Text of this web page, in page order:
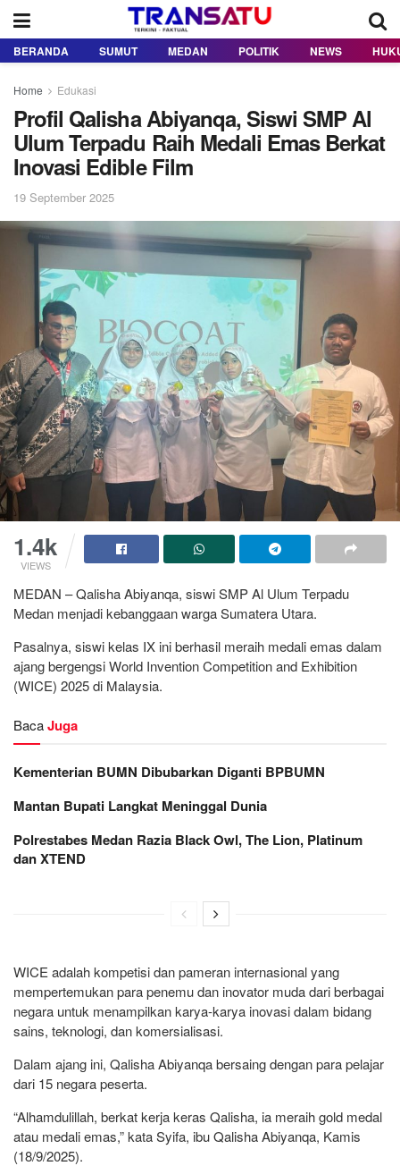
BERANDA SUMUT MEDAN POLITIK NEWS
Home Edukasi
Profil Qalisha Abiyanqa, Siswi SMP Al
Ulum Terpadu Raih Medali Emas Berkat
Inovasi Edible Film
19 September 2025
1.4k
VIEWS
MEDAN – Qalisha Abiyanqa, siswi SMP Al Ulum Terpadu
Medan menjadi kebanggaan warga Sumatera Utara.
Pasalnya, siswi kelas IX ini berhasil meraih medali emas dalam
ajang bergengsi World Invention Competition and Exhibition
(WICE) 2025 di Malaysia.
BacaJuga
Kementerian BUMN Dibubarkan Diganti BPBUMN
Mantan Bupati Langkat Meninggal Dunia
Polrestabes Medan Razia Black Owl, The Lion, Platinum
dan XTEND
WICE adalah kompetisi dan pameran internasional yang
mempertemukan para penemu dan inovator muda dari berbagai
negara untuk menampilkan karya-karya inovasi dalam bidang
sains, teknologi, dan komersialisasi.
Dalam ajang ini, Qalisha Abiyanqa bersaing dengan para pelajar
dari 15 negara peserta.
“Alhamdulillah, berkat kerja keras Qalisha, ia meraih gold medal
atau medali emas,” kata Syifa, ibu Qalisha Abiyanqa, Kamis
(18/9/2025).